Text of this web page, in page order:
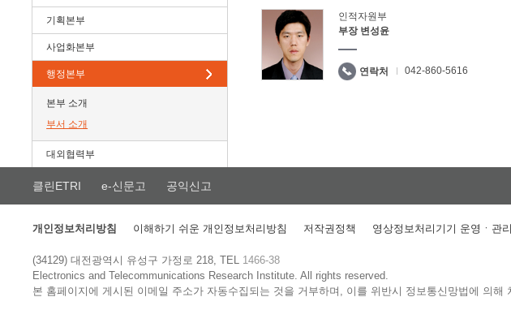
기획본부
사업화본부
행정본부
본부 소개
부서 소개
대외협력부
인적자원부
부장 변성윤
연락처 042-860-5616
클린ETRI e-신문고 공익신고
개인정보처리방침 이해하기 쉬운 개인정보처리방침 저작권정책 영상정보처리기기 운영ㆍ관
(34129) 대전광역시 유성구 가정로 218, TEL 1466-38
Electronics and Telecommunications Research Institute.All rights reserved.
본 홈페이지에 게시된 이메일 주소가 자동수집되는 것을 거부하며, 이를 위반시 정보통신망법에 의해